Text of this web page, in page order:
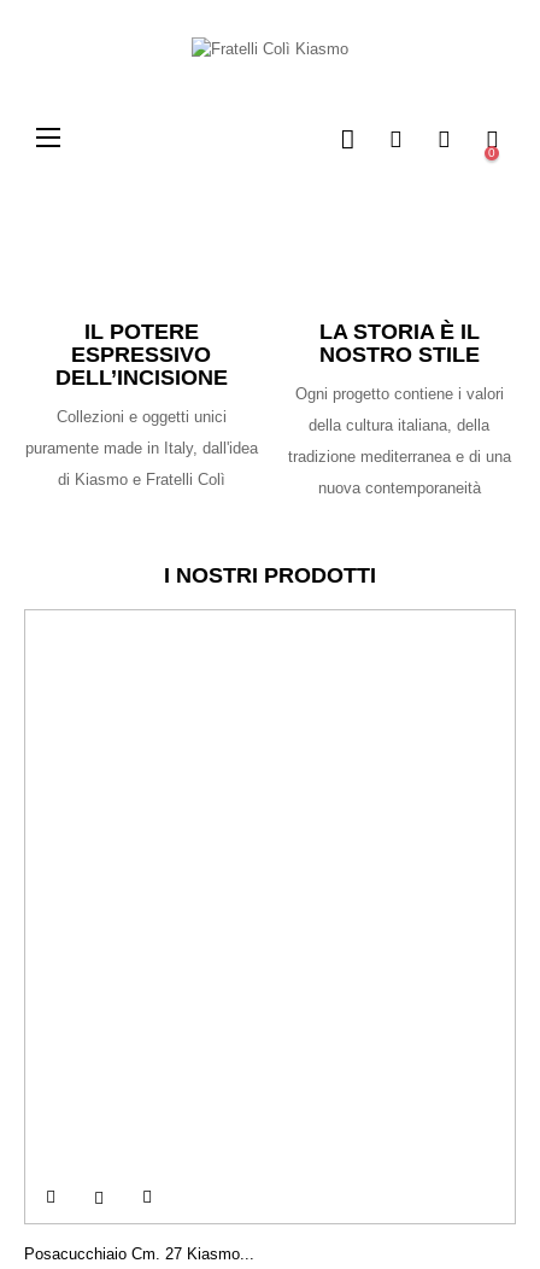
navigazione
☰ 0
IL POTERE
ESPRESSIVO
DELL’INCISIONE
Collezioni e oggetti unici
puramente made in Italy, dall'idea
di Kiasmo e Fratelli Colì
LA STORIA È IL
NOSTRO STILE
Ogni progetto contiene i valori
della cultura italiana, della
tradizione mediterranea e di una
nuova contemporaneità
I NOSTRI PRODOTTI

Posacucchiaio Cm. 27 Kiasmo...